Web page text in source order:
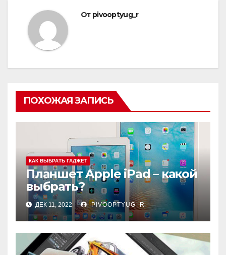
От pivooptyug_r
ПОХОЖАЯ ЗАПИСЬ
КАК ВЫБРАТЬ ГАДЖЕТ
Планшет Apple iPad – какой
выбрать?
ДЕК 11, 2022 PIVOOPTYUG_R